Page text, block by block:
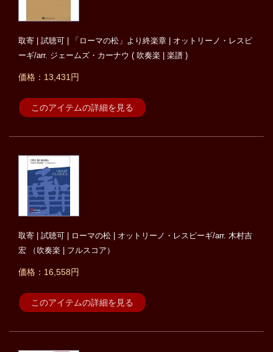
取寄 | 試聴可 | 「ローマの松」より終楽章 | オットリーノ・レスピ
ーギ/arr. ジェームズ・カーナウ ( 吹奏楽 | 楽譜 )
価格：13,431円
このアイテムの詳細を見る
取寄 | 試聴可 | ローマの松 | オットリーノ・レスピーギ/arr. 木村吉
宏 （吹奏楽 | フルスコア）
価格：16,558円
このアイテムの詳細を見る